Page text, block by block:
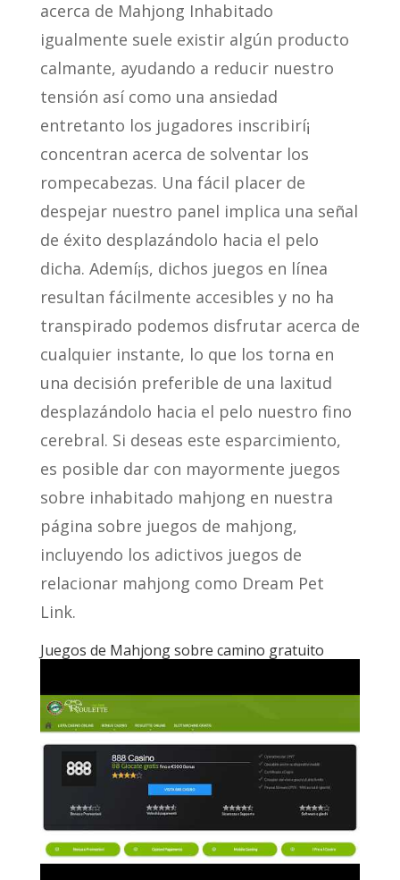
acerca de Mahjong Inhabitado
igualmente suele existir algún producto
calmante, ayudando a reducir nuestro
tensión así­ como una ansiedad
entretanto los jugadores inscribirí¡
concentran acerca de solventar los
rompecabezas. Una fácil placer de
despejar nuestro panel implica una señal
de éxito desplazándolo hacia el pelo
dicha. Ademí¡s, dichos juegos en línea
resultan fácilmente accesibles y no ha
transpirado podemos disfrutar acerca de
cualquier instante, lo que los torna en
una decisión preferible de una laxitud
desplazándolo hacia el pelo nuestro fino
cerebral. Si deseas este esparcimiento,
es posible dar con mayormente juegos
sobre inhabitado mahjong en nuestra
página sobre juegos de mahjong,
incluyendo los adictivos juegos de
relacionar mahjong como Dream Pet
Link.
Juegos de Mahjong sobre camino gratuito